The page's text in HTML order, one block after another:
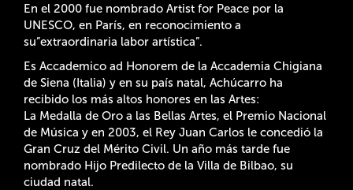
En el 2000 fue nombrado Artist for Peace por la
UNESCO, en París, en reconocimiento a
su”extraordinaria labor artística”.
Es Accademico ad Honorem de la Accademia Chigiana
de Siena (Italia) y en su país natal, Achúcarro ha
recibido los más altos honores en las Artes:
La Medalla de Oro a las Bellas Artes, el Premio Nacional
de Música y en 2003, el Rey Juan Carlos le concedió la
Gran Cruz del Mérito Civil. Un año más tarde fue
nombrado Hijo Predilecto de la Villa de Bilbao, su
ciudad natal.